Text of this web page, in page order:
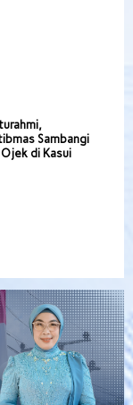
Sambangi
di Kasui